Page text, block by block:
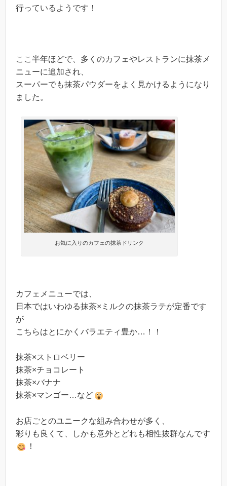
行っているようです！
ここ半年ほどで、多くのカフェやレストランに抹茶メ
ニューに追加され、
スーパーでも抹茶パウダーをよく見かけるようになり
ました。
お気に入りのカフェの抹茶ドリンク
カフェメニューでは、
日本ではいわゆる抹茶×ミルクの抹茶ラテが定番です
が
こちらはとにかくバラエティ豊か…！！
抹茶×ストロベリー
抹茶×チョコレート
抹茶×バナナ
抹茶×マンゴー…など
お店ごとのユニークな組み合わせが多く、
彩りも良くて、しかも意外とどれも相性抜群なんです
！